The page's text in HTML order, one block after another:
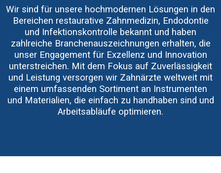
Wir sind für unsere hochmodernen Lösungen in den
Bereichen restaurative Zahnmedizin, Endodontie
und Infektionskontrolle bekannt und haben
zahlreiche Branchenauszeichnungen erhalten, die
unser Engagement für Exzellenz und Innovation
unterstreichen. Mit dem Fokus auf Zuverlässigkeit
und Leistung versorgen wir Zahnärzte weltweit mit
einem umfassenden Sortiment an Instrumenten
und Materialien, die einfach zu handhaben sind und
Arbeitsabläufe optimieren.